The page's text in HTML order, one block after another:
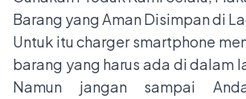
Barang yang Aman Disimpan di
Untuk itu charger smartphone
barang yang harus ada di dalam
Namun jangan sampai